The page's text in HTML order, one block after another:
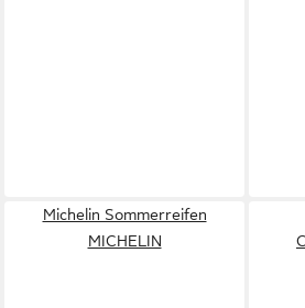
Michelin Sommerreifen
MICHELIN